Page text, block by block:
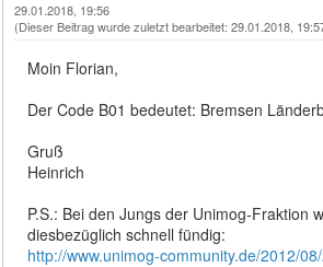
29.01.2018, 19:56
(Dieser Beitrag wurde zuletzt bearbeitet: 29.01.2018,
Moin Florian,
Der Code B01 bedeutet: Bremsen
Gruß
Heinrich
P.S.: Bei den Jungs der Unimog-Fraktion
diesbezüglich schnell fündig:
http://www.unimog-community.de/2012/